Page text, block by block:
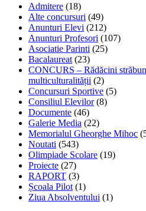
Admitere (18)
Alte concursuri (49)
Anunturi Elevi (212)
Anunturi Profesori (107)
Asociatie Parinti (25)
Bacalaureat (23)
CONCURS – Rădăcini
multiculturalității (2)
Concursuri Sportive (5)
Consiliul Elevilor(8)
Documente (46)
Galerie Media (22)
Memorialul Gheorghe Mihoc
Noutati (543)
Olimpiade Scolare (19)
Proiecte (27)
RAPORT (3)
Școala Pilot (1)
Ziua Absolventului (1)